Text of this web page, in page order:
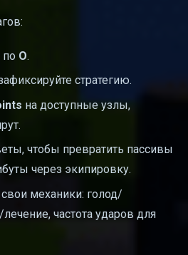
по O.
стратегию.
на доступные узлы,
чтобы превратить пассивы
через экипировку.
механики: голод/
частота ударов для